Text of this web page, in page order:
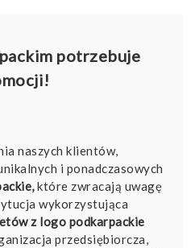
potrzebuje
naszych klientów,
i ponadczasowych
które zwracają uwagę
wykorzystująca
z logo podkarpackie
przedsiębiorcza,